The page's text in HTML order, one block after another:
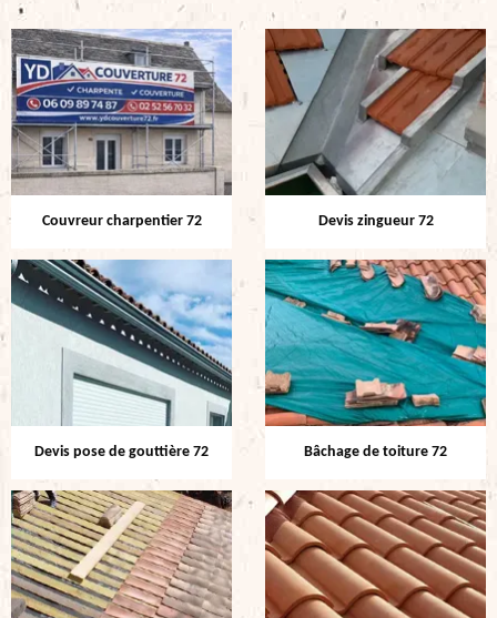
Couvreur charpentier 72 Devis zingueur 72
Devis pose de gouttière 72 Bâchage de toiture 72